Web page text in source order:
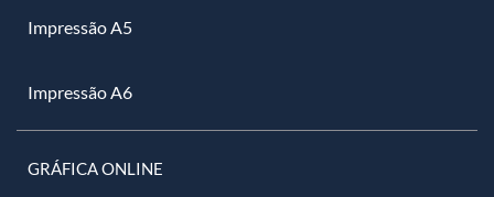
Impressão A5
Impressão A6
GRÁFICA ONLINE